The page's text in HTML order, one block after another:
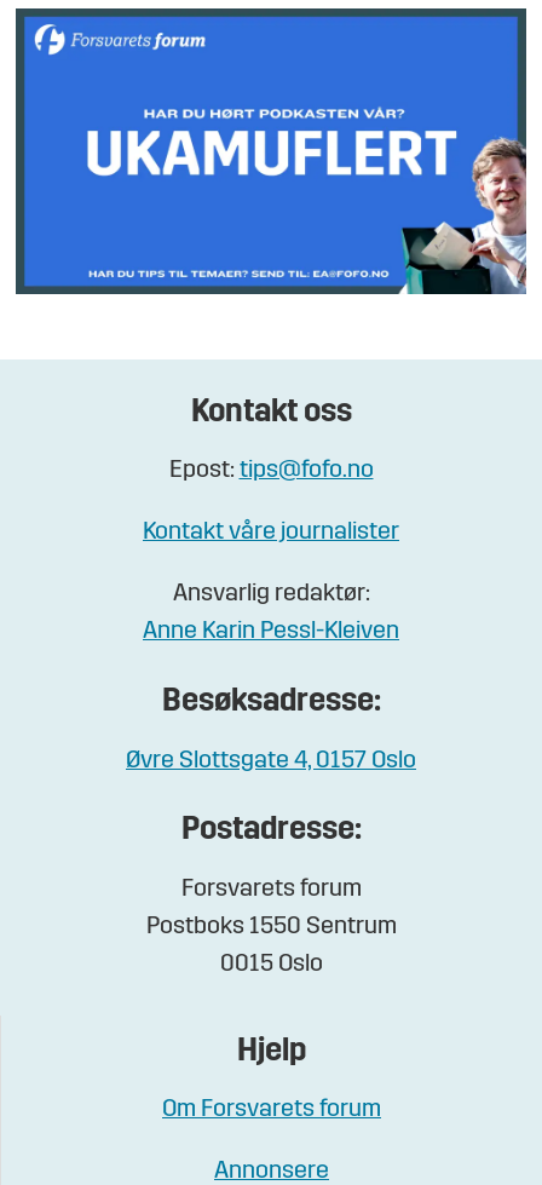
Kontakt oss
Epost: tips@fofo.no
Kontakt våre journalister
Ansvarlig redaktør:
Anne Karin Pessl-Kleiven
Besøksadresse:
Øvre Slottsgate 4, 0157 Oslo
Postadresse:
Forsvarets forum
Postboks 1550 Sentrum
0015 Oslo
Hjelp
Om Forsvarets forum
Annonsere